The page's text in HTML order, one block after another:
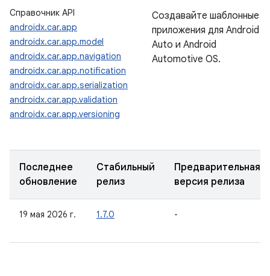
Справочник API
androidx.car.app
androidx.car.app.model
androidx.car.app.navigation
androidx.car.app.notification
androidx.car.app.serialization
androidx.car.app.validation
androidx.car.app.versioning
Создавайте шаблонные
приложения для Android
Auto и Android
Automotive OS.
Последнее
обновление
Стабильный
релиз
Предварительная
версия релиза
19 мая 2026 г. 1.7.0 -